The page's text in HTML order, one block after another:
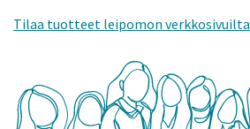
Tilaa tuotteet leipomon verkkosivuilta